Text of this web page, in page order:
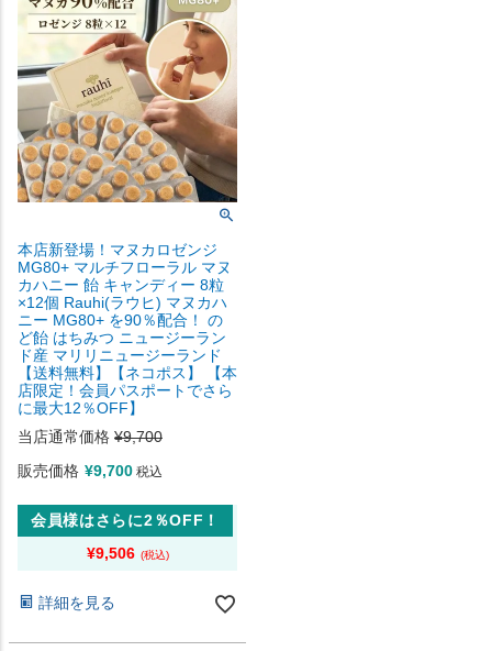
本店新登場！マヌカロゼンジ
MG80+ マルチフローラル マヌ
カハニー 飴 キャンディー 8粒
×12個 Rauhi(ラウヒ) マヌカハ
ニー MG80+ を90％配合！ の
ど飴 はちみつ ニュージーラン
ド産 マリリニュージーランド
【送料無料】【ネコポス】 【本
店限定！会員パスポートでさら
に最大12％OFF】
当店通常価格 ¥9,700
販売価格 ¥9,700 税込
会員様はさらに2％OFF！
¥9,506
詳細を見る